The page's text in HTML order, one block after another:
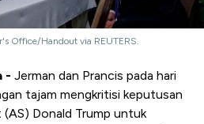
Office/Handout via REUTERS.
- Jerman dan Prancis pada hari
tajam mengkritisi keputusan
(AS) Donald Trump untuk